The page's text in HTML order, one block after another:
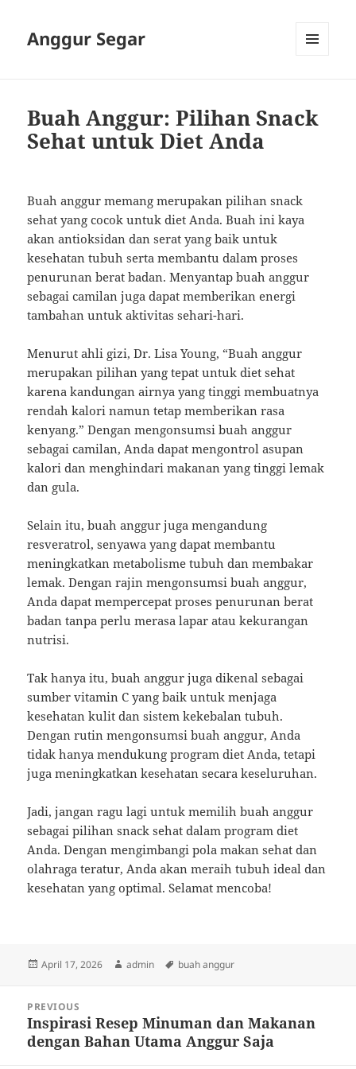
Anggur Segar
Buah Anggur: Pilihan Snack
Sehat untuk Diet Anda
Buah anggur memang merupakan pilihan snack
sehat yang cocok untuk diet Anda. Buah ini kaya
akan antioksidan dan serat yang baik untuk
kesehatan tubuh serta membantu dalam proses
penurunan berat badan. Menyantap buah anggur
sebagai camilan juga dapat memberikan energi
tambahan untuk aktivitas sehari-hari.
Menurut ahli gizi, Dr. Lisa Young, “Buah anggur
merupakan pilihan yang tepat untuk diet sehat
karena kandungan airnya yang tinggi membuatnya
rendah kalori namun tetap memberikan rasa
kenyang.” Dengan mengonsumsi buah anggur
sebagai camilan, Anda dapat mengontrol asupan
kalori dan menghindari makanan yang tinggi lemak
dan gula.
Selain itu, buah anggur juga mengandung
resveratrol, senyawa yang dapat membantu
meningkatkan metabolisme tubuh dan membakar
lemak. Dengan rajin mengonsumsi buah anggur,
Anda dapat mempercepat proses penurunan berat
badan tanpa perlu merasa lapar atau kekurangan
nutrisi.
Tak hanya itu, buah anggur juga dikenal sebagai
sumber vitamin C yang baik untuk menjaga
kesehatan kulit dan sistem kekebalan tubuh.
Dengan rutin mengonsumsi buah anggur, Anda
tidak hanya mendukung program diet Anda, tetapi
juga meningkatkan kesehatan secara keseluruhan.
Jadi, jangan ragu lagi untuk memilih buah anggur
sebagai pilihan snack sehat dalam program diet
Anda. Dengan mengimbangi pola makan sehat dan
olahraga teratur, Anda akan meraih tubuh ideal dan
kesehatan yang optimal. Selamat mencoba!
Posted
April 17, 2026 Author
admin Tags
buah anggur
navigation
PREVIOUS
Previous
post:
Inspirasi Resep Minuman dan Makanan
dengan Bahan Utama Anggur Saja